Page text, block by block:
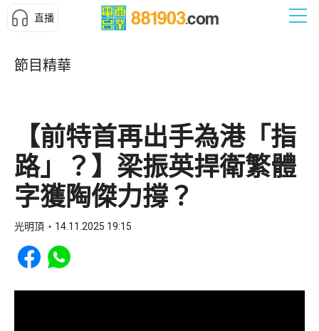
直播
節目精華
【前特首再出手為港「指
路」？】梁振英捍衛繁體
字獲陶傑力撐？
光明頂 14.11.2025 19:15
Share to Facebook
Share to WhatsApp